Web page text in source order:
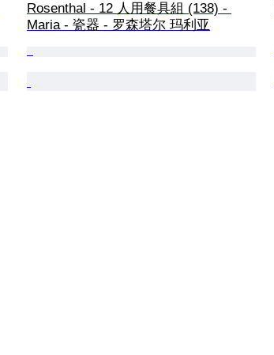
Rosenthal - 12 人用餐具組 (138) -
Maria - 瓷器 - 罗森塔尔 玛利亚